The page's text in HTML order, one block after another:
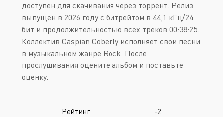
доступен для скачивания через торрент. Релиз
выпущен в 2026 году с битрейтом в 44,1 кГц/24
бит и продолжительностью всех треков 00:38:25.
Коллектив Caspian Coberly исполняет свои песни
в музыкальном жанре Rock. После
прослушивания оцените альбом и поставьте
оценку.
Рейтинг -2